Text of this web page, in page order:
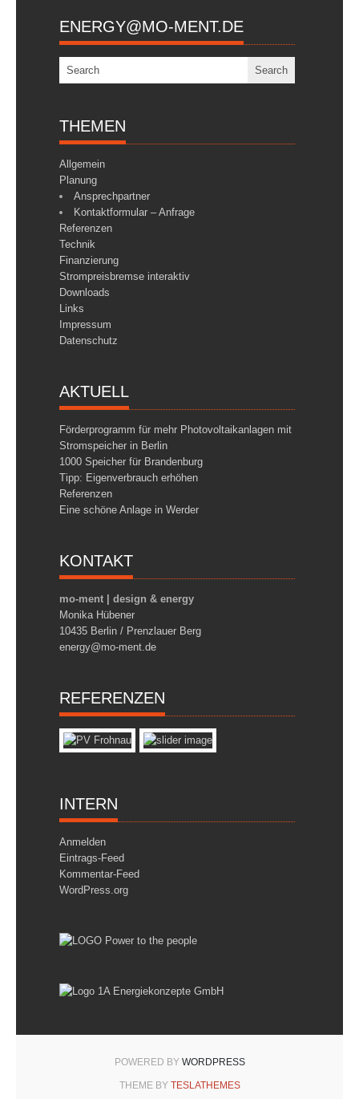
ENERGY@MO-MENT.DE
THEMEN
Allgemein
Planung
Ansprechpartner
Kontaktformular – Anfrage
Referenzen
Technik
Finanzierung
Strompreisbremse interaktiv
Downloads
Links
Impressum
Datenschutz
AKTUELL
Förderprogramm für mehr Photovoltaikanlagen mit
Stromspeicher in Berlin
1000 Speicher für Brandenburg
Tipp: Eigenverbrauch erhöhen
Referenzen
Eine schöne Anlage in Werder
KONTAKT
mo-ment | design & energy
Monika Hübener
10435 Berlin / Prenzlauer Berg
energy@mo-ment.de
REFERENZEN
INTERN
Anmelden
Eintrags-Feed
Kommentar-Feed
WordPress.org
POWERED BY WORDPRESS
THEME BY TESLATHEMES